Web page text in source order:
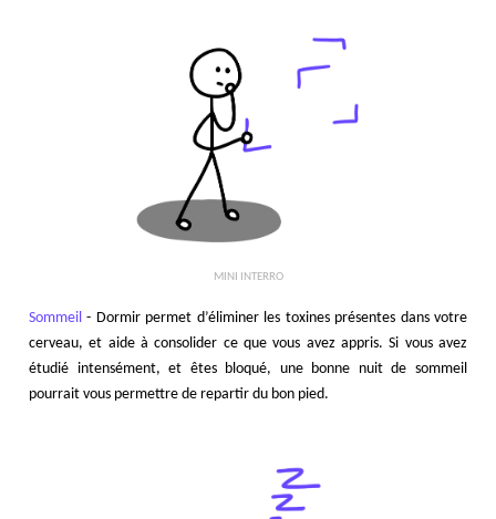
MINI INTERRO
Sommeil - Dormir permet d’éliminer les toxines présentes dans votre
cerveau, et aide à consolider ce que vous avez appris. Si vous avez
étudié intensément, et êtes bloqué, une bonne nuit de sommeil
pourrait vous permettre de repartir du bon pied.